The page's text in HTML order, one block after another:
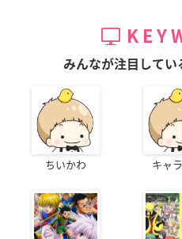
みんなが注目してい
ちいかわ キャ